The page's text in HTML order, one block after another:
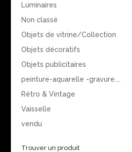
Luminaires
Non classé
Objets de vitrine/Collection
Objets décoratifs
Objets publicitaires
peinture-aquarelle -gravure....
Rétro & Vintage
Vaisselle
vendu
Trouver un produit